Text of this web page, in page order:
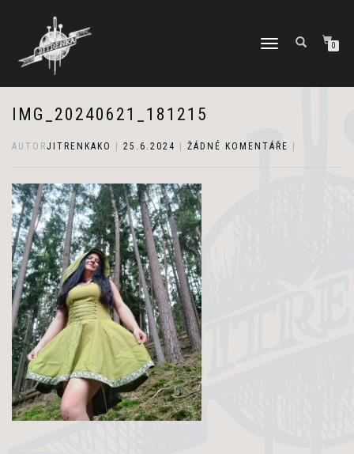
PŘEPNOUT
0
IMG_20240621_181215
AUTORJITRENKAKO 25.6.2024 ŽÁDNÉ KOMENTÁŘE